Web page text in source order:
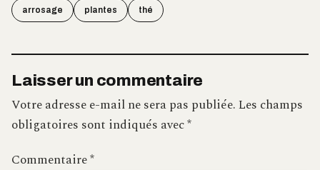
arrosage plantes thé
Laisser un commentaire
Votre adresse e-mail ne sera pas publiée.Les champs
obligatoires sont indiqués avec*
Commentaire*